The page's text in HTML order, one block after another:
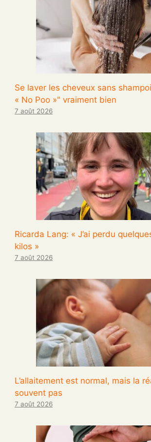
Se laver les cheveux sans
« No Poo »" vraiment bien
7 août 2026
Ricarda Lang: « J’ai perdu
kilos »
7 août 2026
L’allaitement est normal, mais la
souvent pas
7 août 2026